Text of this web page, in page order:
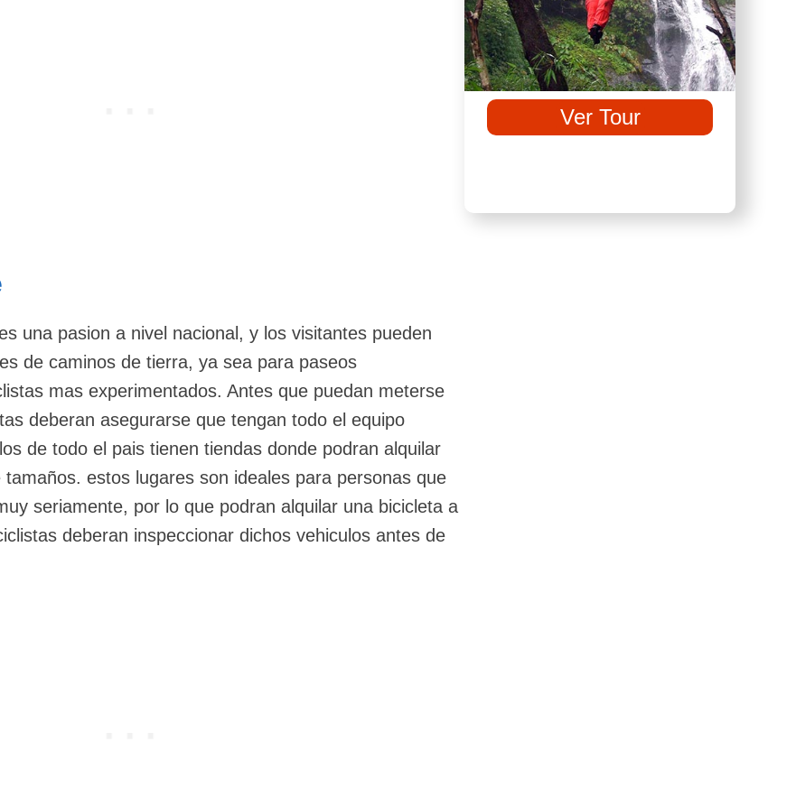
una pasion a nivel nacional, y los visitantes pueden
de caminos de tierra, ya sea para paseos
mas experimentados. Antes que puedan meterse
deberan asegurarse que tengan todo el equipo
de todo el pais tienen tiendas donde podran alquilar
tamaños. estos lugares son ideales para personas que
seriamente, por lo que podran alquilar una bicicleta a
deberan inspeccionar dichos vehiculos antes de
Ver Tour